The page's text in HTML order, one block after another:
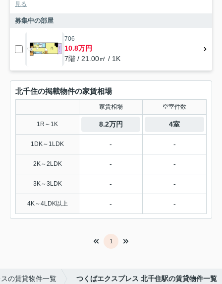
見る
募集中の部屋
706
10.8万円
7階 / 21.00㎡ / 1K
北千住の掲載物件の家賃相場
家賃相場 空室件数
1R～1K 8.2万円 4室
1DK～1LDK - -
2K～2LDK - -
3K～3LDK - -
4K～4LDK以上 - -
1
の賃貸物件一覧 つくばエクスプレス 北千住駅の賃貸物件一覧